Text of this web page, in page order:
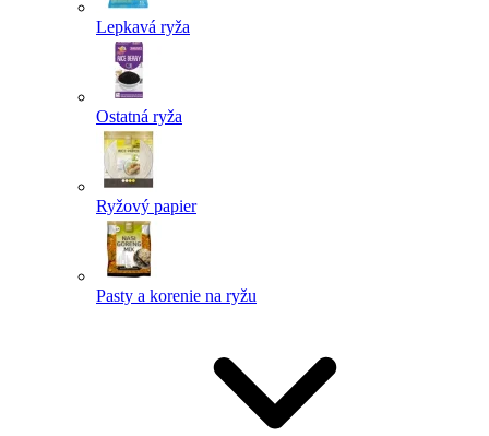
Lepkavá ryža
Ostatná ryža
Ryžový papier
Pasty a korenie na ryžu